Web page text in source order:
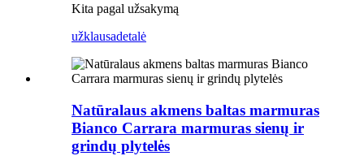
Kita pagal užsakymą
užklausadetalė
Natūralaus akmens baltas marmuras
Bianco Carrara marmuras sienų ir
grindų plytelės